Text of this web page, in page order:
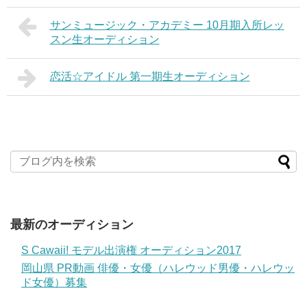
サンミュージック・アカデミー 10月期入所レッ
スン生オーディション
恋活☆アイドル 第一期生オーディション
最新のオーディション
S Cawaii! モデル出演権 オーディション2017
岡山県 PR動画 俳優・女優（ハレウッド男優・ハレウッ
ド女優）募集